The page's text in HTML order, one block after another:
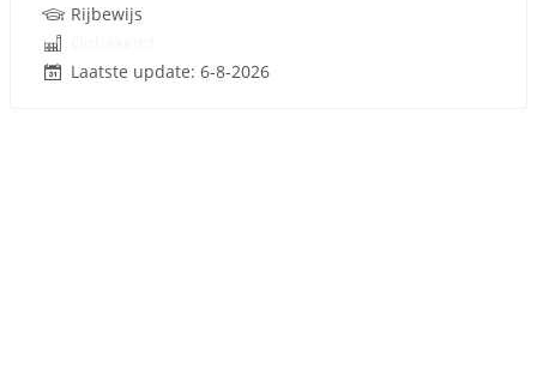
Rijbewijs
Laatste update: 6-8-2026